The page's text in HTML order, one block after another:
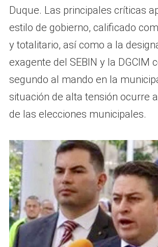
Duque. Las principales críticas
estilo de gobierno, calificado
y totalitario, así como a la
exagente del SEBIN y la DGCIM
segundo al mando en la
situación de alta tensión ocurre
de las elecciones municipales.